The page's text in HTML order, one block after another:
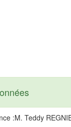
:M. Teddy